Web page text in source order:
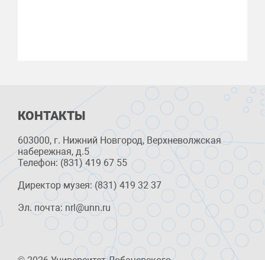
КОНТАКТЫ
603000, г. Нижний Новгород, Верхневолжская
набережная, д.5
Телефон: (831) 419 67 55
Директор музея: (831) 419 32 37
Эл. почта: nrl@unn.ru